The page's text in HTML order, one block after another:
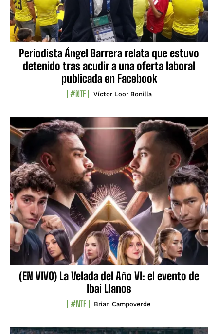
Periodista Ángel Barrera relata que estuvo
detenido tras acudir a una oferta laboral
publicada en Facebook
#NTF Víctor Loor Bonilla
(EN VIVO) La Velada del Año VI: el evento de
Ibai Llanos
#NTF Brian Campoverde